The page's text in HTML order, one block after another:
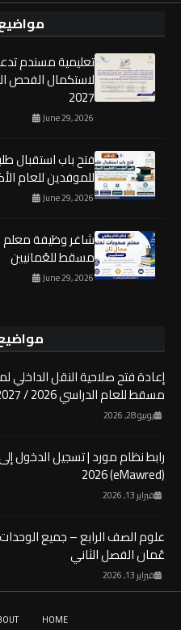
تعليمية مسندم
2027
June 29, 2026
فتح باب استقبال
للموفدين للعام
June 29, 2026
شاغر وظيفة
مسقط للعُمانيين
June 29, 2026
إعادة فتح صلاحية النقل
مسقط للعام الدراسي 2026 / 2027
يونيو 28, 2026
2026 (eMawred)
فبراير 13, 2026
علوم الصف الرابع – جميع
عُمان الفصل الثاني
فبراير 13, 2026
HOME